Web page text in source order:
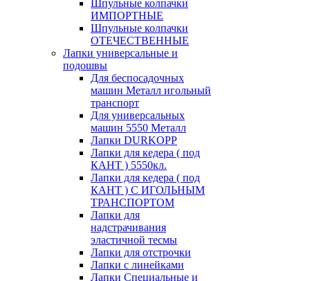
Шпульные колпачки
ИМПОРТНЫЕ
Шпульные колпачки
ОТЕЧЕСТВЕННЫЕ
Лапки универсальные и
подошвы
Для беспосадочных
машин Металл игольный
транспорт
Для универсальных
машин 5550 Металл
Лапки DURKOPP
Лапки для кедера ( под
КАНТ ) 5550кл.
Лапки для кедера ( под
КАНТ ) С ИГОЛЬНЫМ
ТРАНСПОРТОМ
Лапки для
надстрачивания
эластичной тесмы
Лапки для отстрочки
Лапки с линейками
Лапки Специальные и